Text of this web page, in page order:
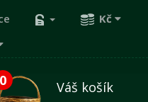
Kč
0
Váš košík